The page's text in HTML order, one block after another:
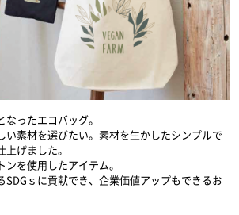
なったエコバッグ。
い素材を選びたい。素材を生かしたシンプルで
上げました。
を使用したアイテム。
SDGｓに貢献でき、企業価値アップもできるお